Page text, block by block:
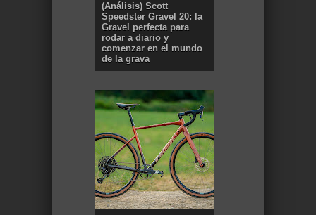
(Análisis) Scott
Speedster Gravel 20: la
Gravel perfecta para
rodar a diario y
comenzar en el mundo
de la grava